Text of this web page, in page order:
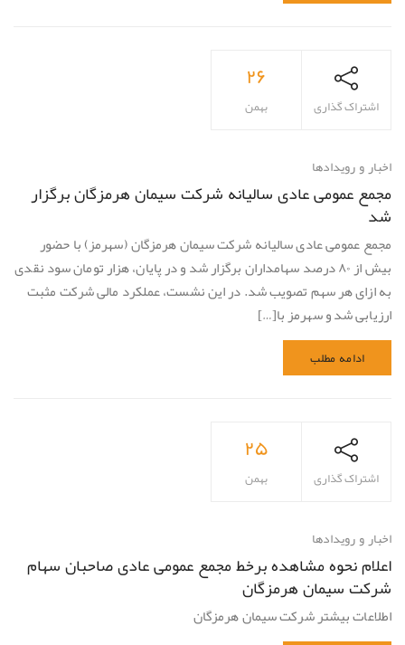
۲۶
بهمن اشتراک گذاری
اخبار و رویدادها
مجمع عمومی عادی سالیانه شرکت سیمان هرمزگان برگزار
شد
مجمع عمومی عادی سالیانه شرکت سیمان هرمزگان (سهرمز) با حضور
بیش از ۸۰ درصد سهامداران برگزار شد و در پایان، هزار تومان سود نقدی
به ازای هر سهم تصویب شد. در این نشست، عملکرد مالی شرکت مثبت
ارزیابی شد و سهرمز با[…]
ادامه مطلب
۲۵
بهمن اشتراک گذاری
اخبار و رویدادها
اعلام نحوه مشاهده برخط مجمع عمومی عادی صاحبان سهام
شرکت سیمان هرمزگان
اطلاعات بیشتر شرکت سیمان هرمزگان